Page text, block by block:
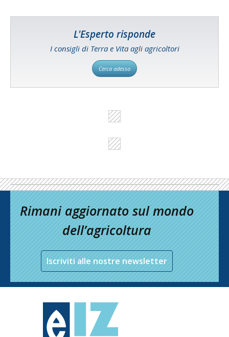
L'Esperto risponde
I consigli di Terra e Vita agli agricoltori
Cerca adesso
Rimani aggiornato sul mondo
dell’agricoltura
Iscriviti alle nostre newsletter